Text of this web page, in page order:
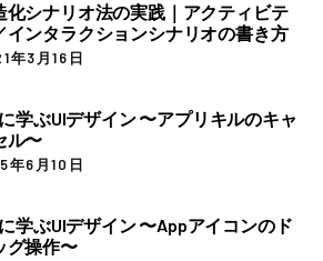
化シナリオ法の実践｜アクティビテ
インタラクションシナリオの書き方
年3月16日
学ぶUIデザイン 〜アプリキルのキャ
ル〜
年6月10日
学ぶUIデザイン 〜Appアイコンのド
グ操作〜